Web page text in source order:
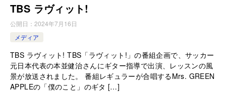
TBS ラヴィット!
公開日： 2024年7月16日
メディア
TBS ラヴィット! TBS「ラヴィット!」の番組企画で、サッカー
元日本代表の本並健治さんにギター指導で出演、レッスンの風
景が放送されました。 番組レギュラーが合唱するMrs. GREEN
APPLEの「僕のこと」のギタ […]